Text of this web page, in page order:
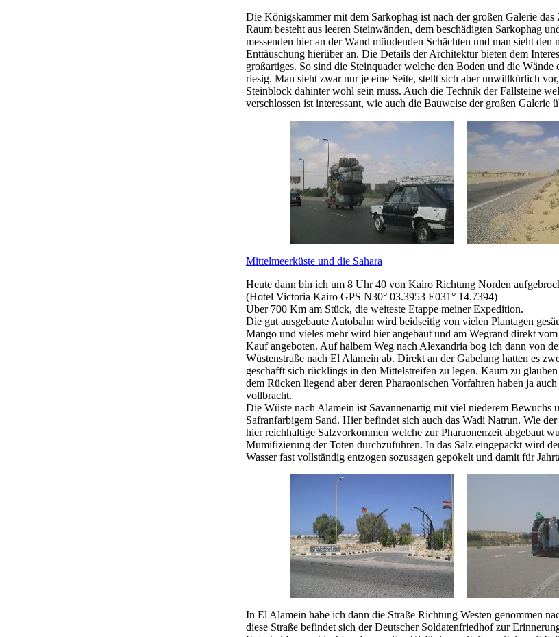
Die Königskammer mit dem Sarkophag ist nach der großen Galerie
Raum besteht aus leeren Steinwänden, dem beschädigten Sarkophag
messenden hier an der Wand mündenden Schächten und man sieht den
Enttäuschung hierüber an. Die Details der Architektur bieten dem
großartiges. So sind die Steinquader welche den Boden und die
riesig. Man sieht zwar nur je eine Seite, stellt sich aber unwillkürlich
Steinblock dahinter wohl sein muss. Auch die Technik der Fallsteine
verschlossen ist interessant, wie auch die Bauweise der großen Galerie
Mittelmeerküste und die Sahara
Heute dann bin ich um 8 Uhr 40 von Kairo Richtung Norden
(Hotel Victoria Kairo GPS N30° 03.3953 E031° 14.7394)
Über 700 Km am Stück, die weiteste Etappe meiner Expedition.
Die gut ausgebaute Autobahn wird beidseitig von vielen Plantagen
Mango und vieles mehr wird hier angebaut und am Wegrand direkt
Kauf angeboten. Auf halbem Weg nach Alexandria bog ich dann von
Wüstenstraße nach El Alamein ab. Direkt an der Gabelung hatten es
geschafft sich rücklings in den Mittelstreifen zu legen. Kaum zu
dem Rücken liegend aber deren Pharaonischen Vorfahren haben ja
vollbracht.
Die Wüste nach Alamein ist Savannenartig mit viel niederem Bewuchs
Safranfarbigem Sand. Hier befindet sich auch das Wadi Natrun. Wie
hier reichhaltige Salzvorkommen welche zur Pharaonenzeit abgebaut
Mumifizierung der Toten durchzuführen. In das Salz eingepackt wird
Wasser fast vollständig entzogen sozusagen gepökelt und damit für
In El Alamein habe ich dann die Straße Richtung Westen genommen
diese Straße befindet sich der Deutscher Soldatenfriedhof zur